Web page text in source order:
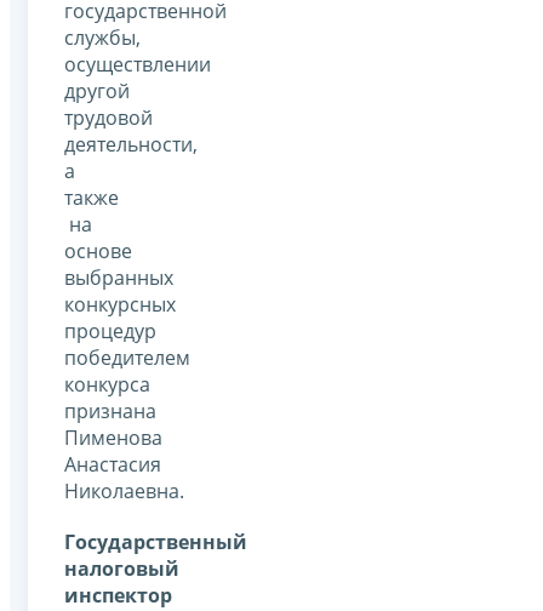
государственной
службы,
осуществлении
другой
трудовой
деятельности,
а
также
на
основе
выбранных
конкурсных
процедур
победителем
конкурса
признана
Пименова
Анастасия
Николаевна.
Государственный
налоговый
инспектор